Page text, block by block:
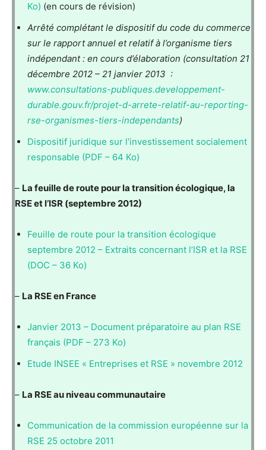
Ko) (en cours de révision)
Arrêté complétant le dispositif du code du commerce
sur le rapport annuel et relatif à l’organisme tiers
indépendant : en cours d’élaboration (consultation 21
décembre 2012 – 21 janvier 2013 :
www.consultations-publiques.developpement-
durable.gouv.fr/projet-d-arrete-relatif-au-reporting-
rse-organismes-tiers-independants)
Dispositif juridique sur l’investissement socialement
responsable (PDF – 64 Ko)
– La feuille de route pour la transition écologique, la
RSE et l’ISR (septembre 2012)
Feuille de route pour la transition écologique
septembre 2012 – Extraits concernant l’ISR et la RSE
(DOC – 36 Ko)
– La RSE en France
Janvier 2013 – Document préparatoire au plan RSE
français (PDF – 273 Ko)
Etude INSEE « Entreprises et RSE » novembre 2012
– La RSE au niveau communautaire
Communication de la commission européenne sur la
RSE 25 octobre 2011